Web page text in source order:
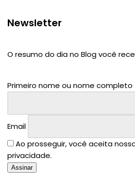
Newsletter
O resumo do dia no Blog você
Primeiro nome ou nome completo
Email
Ao prosseguir, você aceita
privacidade.